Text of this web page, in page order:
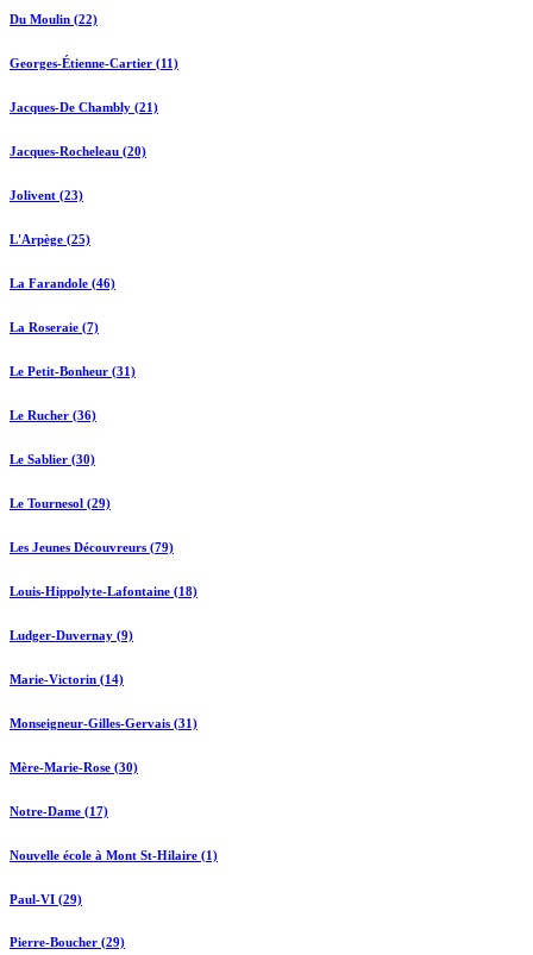
Du Moulin (22)
Georges-Étienne-Cartier (11)
Jacques-De Chambly (21)
Jacques-Rocheleau (20)
Jolivent (23)
L'Arpège (25)
La Farandole (46)
La Roseraie (7)
Le Petit-Bonheur (31)
Le Rucher (36)
Le Sablier (30)
Le Tournesol (29)
Les Jeunes Découvreurs (79)
Louis-Hippolyte-Lafontaine (18)
Ludger-Duvernay (9)
Marie-Victorin (14)
Monseigneur-Gilles-Gervais (31)
Mère-Marie-Rose (30)
Notre-Dame (17)
Nouvelle école à Mont St-Hilaire (1)
Paul-VI (29)
Pierre-Boucher (29)